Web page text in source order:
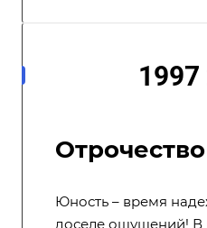
1997
Юность – время
доселе ощущений! В